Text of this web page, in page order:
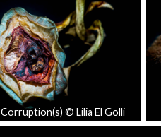
Corruption(s) © Lilia El Golli